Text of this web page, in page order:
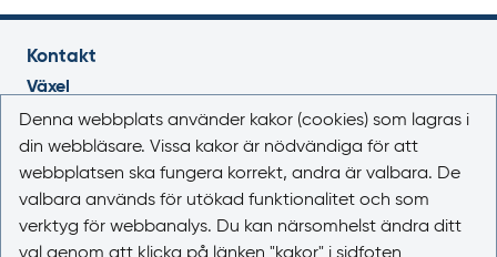
Kontakt
Växel
018-17 46 00
Vardagar 08.00-16.30
E-post
registrator@lakemedelsverket.se
Denna webbplats använder kakor (cookies) som lagras i
din webbläsare. Vissa kakor är nödvändiga för att
webbplatsen ska fungera korrekt, andra är valbara. De
valbara används för utökad funktionalitet och som
verktyg för webbanalys. Du kan närsomhelst ändra ditt